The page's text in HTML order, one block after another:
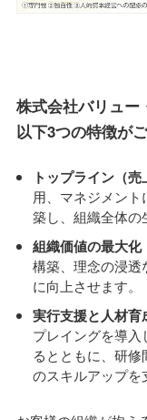
株式会社バリュー
以下3つの特徴が
トップライン（
用、マネジメント
築し、組織全体の
組織価値の最大化
構築、理念の浸透
に向上させます。
実行支援と人材育
プレイングを導
るとともに、研
のスキルアップを